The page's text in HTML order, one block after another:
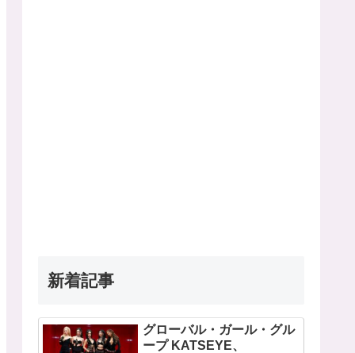
新着記事
グローバル・ガール・グル
ープ KATSEYE、